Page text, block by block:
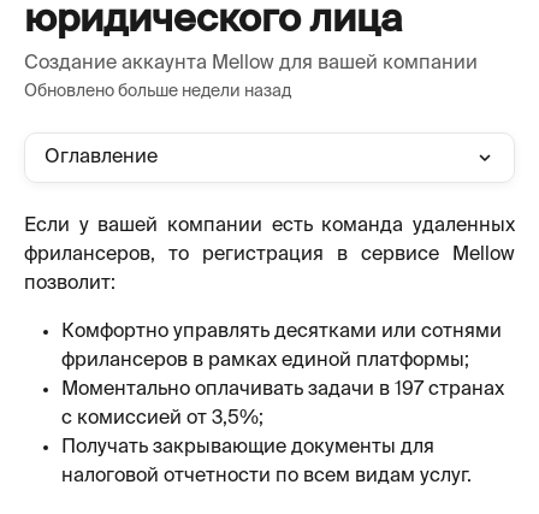
юридического лица
Создание аккаунта Mellow для вашей компании
Обновлено больше недели назад
Оглавление
Если у вашей компании есть команда удаленных
фрилансеров, то регистрация в сервисе Mellow
позволит:
Комфортно управлять десятками или сотнями
фрилансеров в рамках единой платформы;
Моментально оплачивать задачи в 197 странах
с комиссией от 3,5%;
Получать закрывающие документы для
налоговой отчетности по всем видам услуг.